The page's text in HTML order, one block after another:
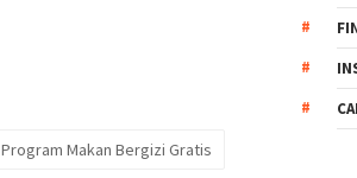
Program Makan Bergizi Gratis